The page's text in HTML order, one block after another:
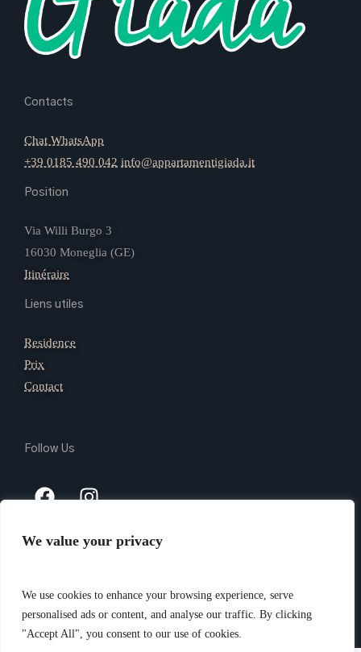
We value your privacy
We use cookies to enhance your browsing experience, serve
personalised ads or content, and analyse our traffic. By clicking
"Accept All", you consent to our use of cookies.
Contacts
Chat WhatsApp
+39 0185 490 042 info@appartamentigiada.it
Position
Via Willi Burgo 3
16030 Moneglia (GE)
Itinéraire
Liens utiles
Residence
Prix
Contact
Follow Us
–Privacy Policy– Website created byPiramedia.it